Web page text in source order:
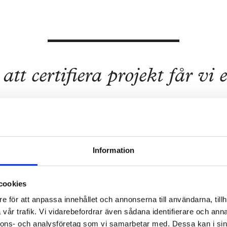
Information
för att anpassa innehållet och annonserna till användarna,
trafik. Vi vidarebefordrar även sådana identifierare och
och analysföretag som vi samarbetar med. Dessa kan i
att certifiera projekt får vi
i allt vi gör. Resultatet?
byggnader som
till en bättre framtid.